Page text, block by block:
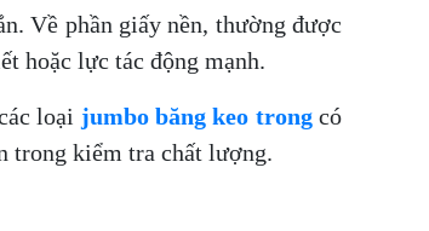
Về phần giấy nền, thường được
hoặc lực tác động mạnh.
loại jumbo băng keo trong có
trong kiểm tra chất lượng.